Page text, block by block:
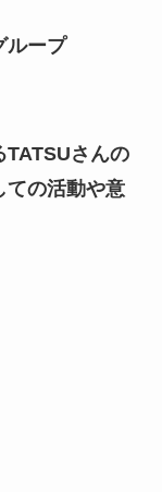
ループ
TATSUさんの
ての活動や意